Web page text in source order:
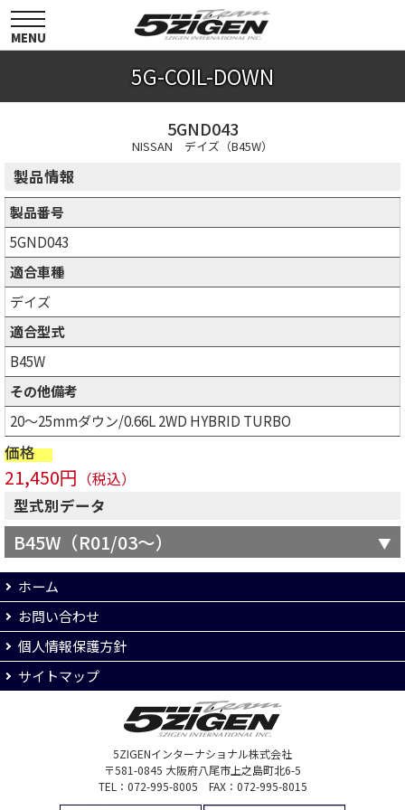
toggle
navigation
MENU
5G-COIL-DOWN
5GND043
NISSAN デイズ（B45W）
製品情報
製品番号
5GND043
適合車種
デイズ
適合型式
B45W
その他備考
20～25mmダウン/0.66L 2WD HYBRID TURBO
価格
21,450円 （税込）
型式別データ
B45W（R01/03～）
ホーム
お問い合わせ
個人情報保護方針
サイトマップ
5ZIGENインターナショナル株式会社
〒581-0845 大阪府八尾市上之島町北6-5
TEL：072-995-8005 FAX：072-995-8015